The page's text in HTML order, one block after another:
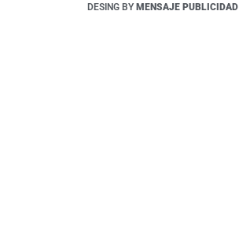
DESING BY MENSAJE PUBLICIDAD